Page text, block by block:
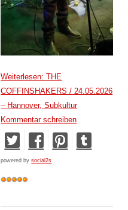
Weiterlesen: THE
COFFINSHAKERS / 24.05.2026
– Hannover, Subkultur
Kommentar schreiben
powered bysocial2s